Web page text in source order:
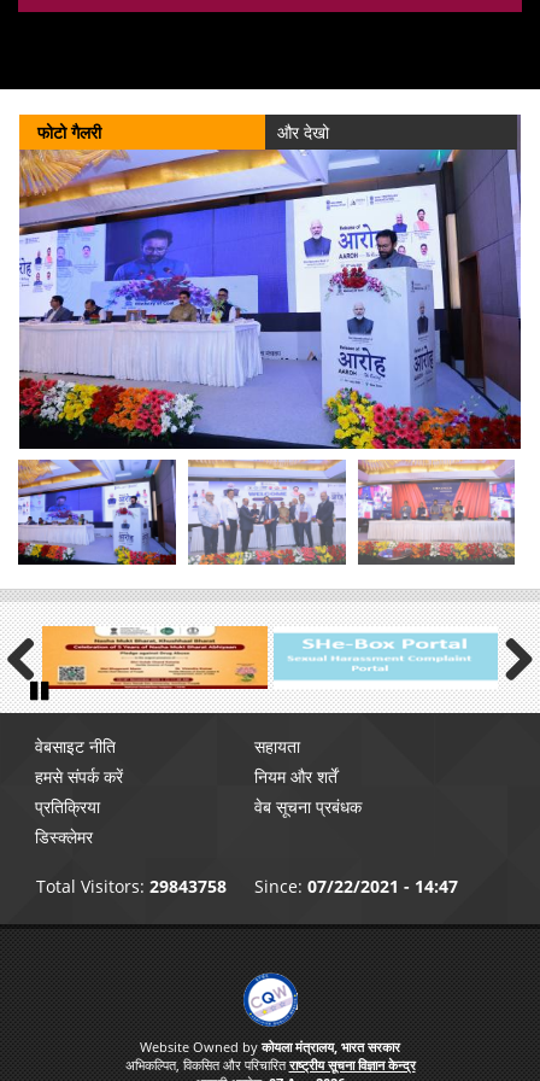
कोयला मंत्रालय ने वित्त वर्ष 2025-26 के लिए कैप्टिव और कमर्शियल खदानों में
फोटो गैलरी और देखो
Previous Next
Pause
menu
वेबसाइट नीति
सहायता
हमसे संपर्क करें
नियम और शर्तें
प्रतिक्रिया
वेब सूचना प्रबंधक
डिस्क्लेमर
Total Visitors: 29843758 Since:07/22/2021 - 14:47
Website Owned byकोयला मंत्रालय, भारत सरकार
अभिकल्पित, विकसित और परिचारितराष्ट्रीय सूचना विज्ञान केन्द्र